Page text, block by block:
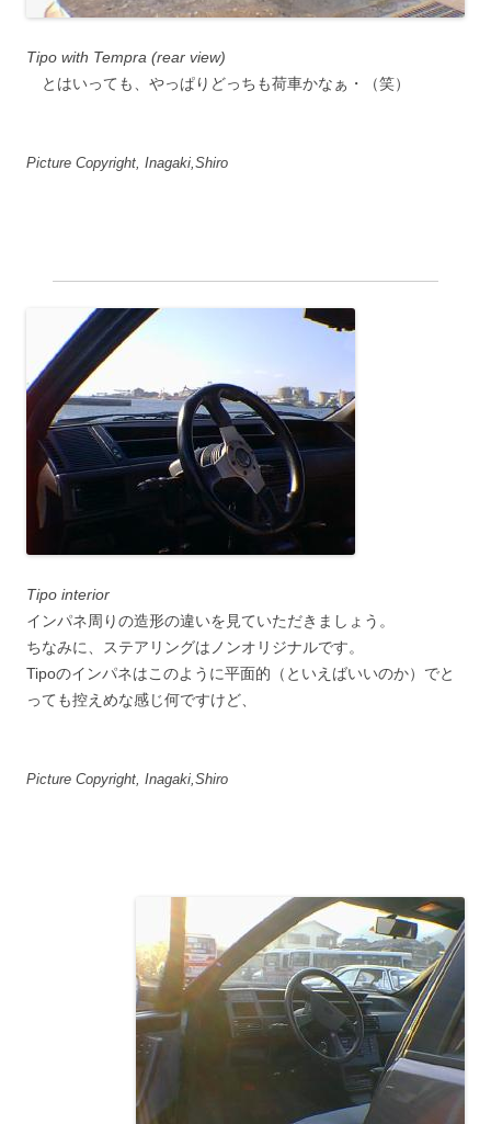
Tipo with Tempra (rear view)
とはいっても、やっぱりどっちも荷車かなぁ・（笑）
Picture Copyright, Inagaki,Shiro
Tipo interior
インパネ周りの造形の違いを見ていただきましょう。
ちなみに、ステアリングはノンオリジナルです。
Tipoのインパネはこのように平面的（といえばいいのか）でと
っても控えめな感じ何ですけど、
Picture Copyright, Inagaki,Shiro